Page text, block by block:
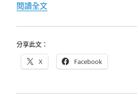
閱讀全文〈[東京]銀座比內雞汐留
分享此文：
X Facebook